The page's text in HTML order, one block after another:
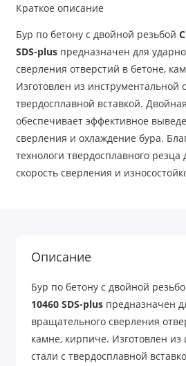
Краткое описание
Бур по бетону с двойной резьбой
SDS-plus предназначен для
сверления отверстий в бетоне,
Изготовлен из инструментальной
твердосплавной вставкой.
обеспечивает эффективное
сверления и охлаждение бура.
технологи твердосплавного резца
скорость сверления и
Описание
Бур по бетону с двойной
10460 SDS-plus предназначен
вращательного сверления
камне, кирпиче. Изготовлен из
стали с твердосплавной